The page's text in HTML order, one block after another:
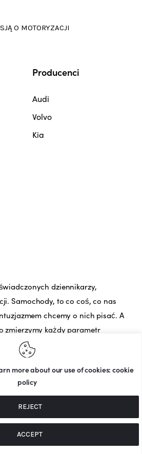
more about our use of cookies: cookie
policy
REJECT
ACCEPT
O MOTORYZACJI
Producenci
Audi
Volvo
Kia
dziennikarzy,
Samochody, to co coś, co nas
chcemy o nich pisać. A
zmierzymy każdy parametr
o nim opowiemy.
. Wszelkie prawa
strony: MATEUSZ ŚWIST (MŚ)